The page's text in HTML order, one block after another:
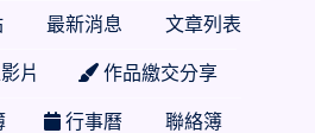
最新消息 文章列表
片 作品繳交分享
行事曆 聯絡簿